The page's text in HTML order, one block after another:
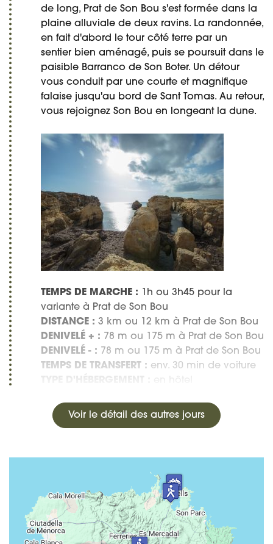
de long, Prat de Son Bou s'est formée dans la
plaine alluviale de deux ravins. La randonnée,
en fait d'abord le tour côté terre par un
sentier bien aménagé, puis se poursuit dans le
paisible Barranco de Son Boter. Un détour
vous conduit par une courte et magnifique
falaise jusqu'au bord de Sant Tomas. Au retour,
vous rejoignez Son Bou en longeant la dune.
TEMPS DE MARCHE : 1h ou 3h45 pour la
variante à Prat de Son Bou
DISTANCE : 3 km ou 12 km à Prat de Son Bou
DENIVELÉ + : 78 m ou 175 m à Prat de Son Bou
DENIVELÉ - : 78 m ou 175 m à Prat de Son Bou
TEMPS DE TRANSFERT : env. 30 min de voiture
Voir le détail des autres jours